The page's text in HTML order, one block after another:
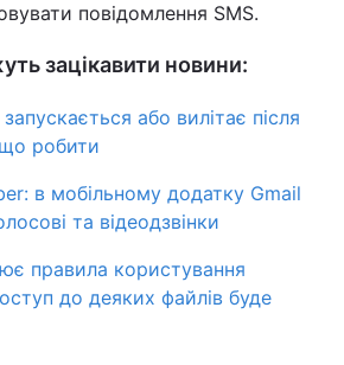
повідомлення SMS.
зацікавити новини:
або вилітає після
робити
в мобільному додатку Gmail
та відеодзвінки
правила користування
до деяких файлів буде